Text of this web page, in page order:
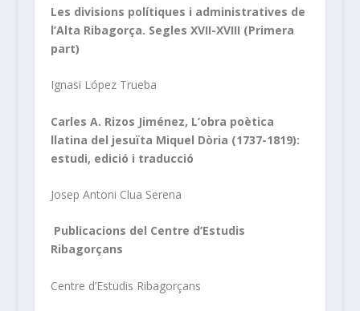
Les divisions polítiques i administratives de
l’Alta Ribagorça. Segles XVII-XVIII (Primera
part)
Ignasi López Trueba
Carles A. Rizos Jiménez, L’obra poètica
llatina del jesuïta Miquel Dòria (1737-1819):
estudi, edició i traducció
Josep Antoni Clua Serena
Publicacions del Centre d’Estudis
Ribagorçans
Centre d’Estudis Ribagorçans